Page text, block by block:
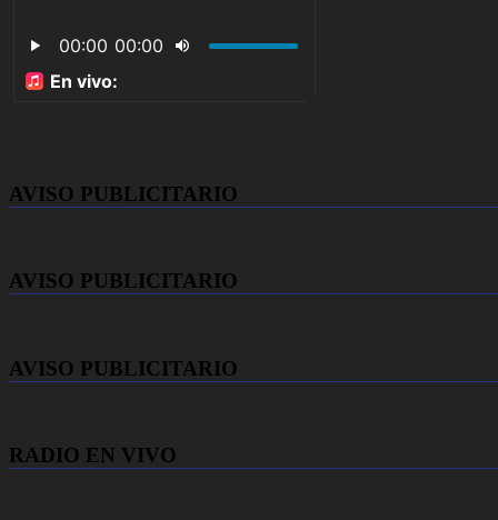
AVISO PUBLICITARIO
AVISO PUBLICITARIO
AVISO PUBLICITARIO
RADIO EN VIVO